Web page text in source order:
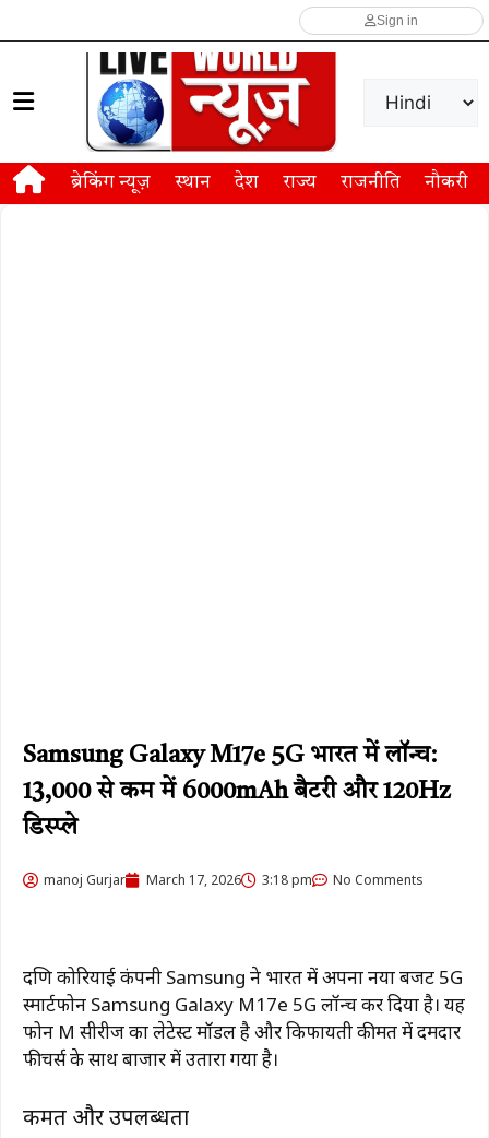
Sign in
ब्रेकिंग न्यूज़ स्थान देश राज्य राजनीति नौकरी
Samsung Galaxy M17e 5G भारत में लॉन्च:
₹13,000 से कम में 6000mAh बैटरी और 120Hz
डिस्प्ले
manoj Gurjar March 17, 2026 3:18 pm No Comments
दक्षिणकोरियाईकंपनी Samsung ने भारतमेंअपनानयाबजट 5G
स्मार्टफोन Samsung Galaxy M17e 5G लॉन्चकरदियाहै। यह
फोन M सीरीजकालेटेस्टमॉडलहैऔरकिफायतीकीमतमेंदमदार
फीचर्सकेसाथबाजारमेंउतारागयाहै।
कीमत औरउपलब्धता